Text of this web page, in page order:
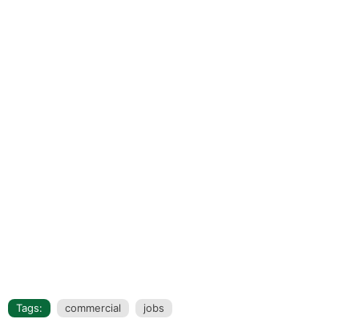
Tags: commercial jobs